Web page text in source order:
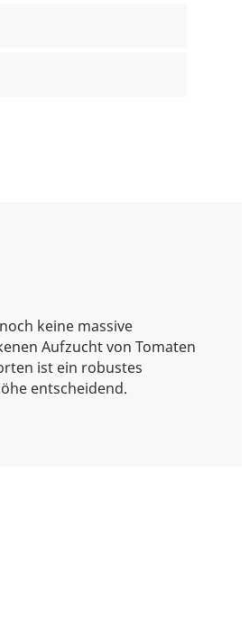
keine massive
Aufzucht von Tomaten
ist ein robustes
entscheidend.